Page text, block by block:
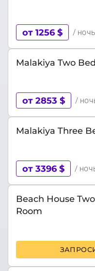
от 1256 $ / ночь
Malakiya Two
от 2853 $ /
Malakiya Three
от 3396 $ /
Beach House
Room